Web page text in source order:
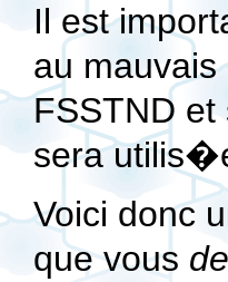
Il est
au
FSSTND
sera
Voici donc
que vous